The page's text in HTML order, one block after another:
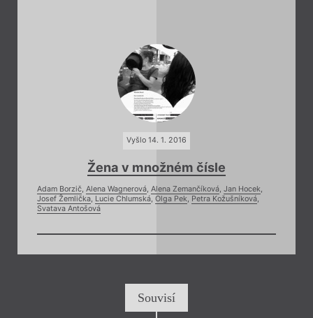
Vyšlo 14. 1. 2016
Žena v množném čísle
Adam Borzič, Alena Wagnerová, Alena Zemančíková, Jan Hocek,
Josef Žemlička, Lucie Chlumská, Olga Pek, Petra Kožušníková,
Svatava Antošová
Souvisí